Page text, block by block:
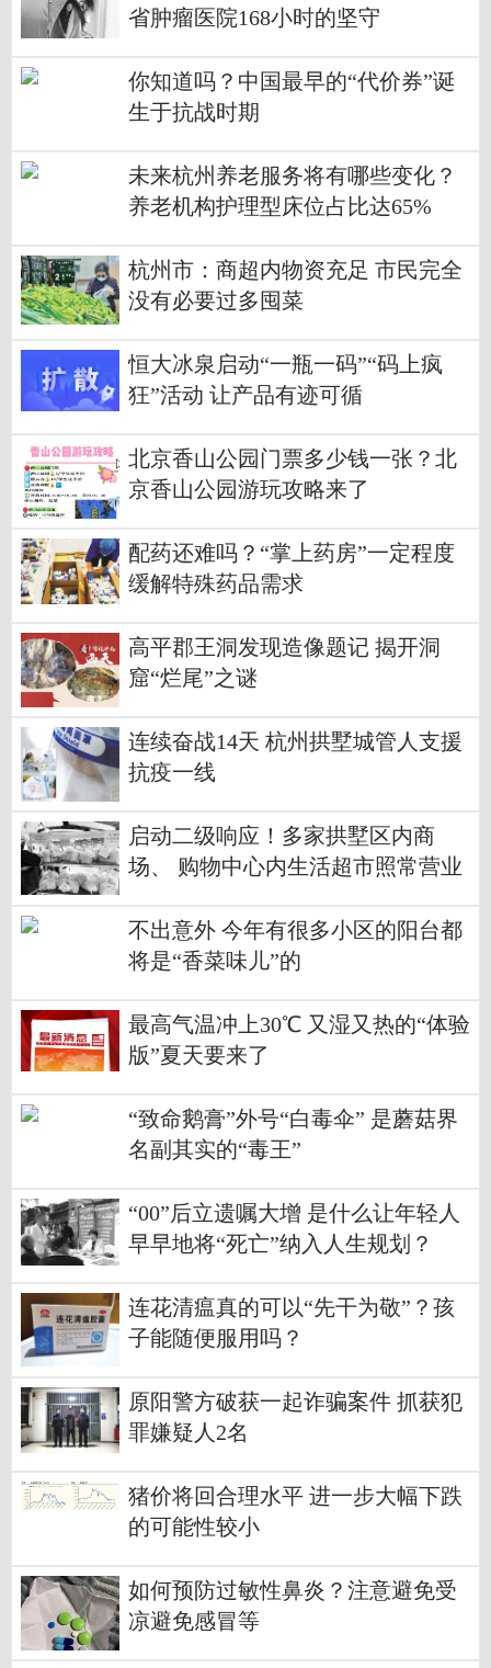
省肿瘤医院168小时的坚守
你知道吗？中国最早的“代价券”诞
生于抗战时期
未来杭州养老服务将有哪些变化？
养老机构护理型床位占比达65%
杭州市：商超内物资充足 市民完全
没有必要过多囤菜
恒大冰泉启动“一瓶一码”“码上疯
狂”活动 让产品有迹可循
北京香山公园门票多少钱一张？北
京香山公园游玩攻略来了
配药还难吗？“掌上药房”一定程度
缓解特殊药品需求
高平郡王洞发现造像题记 揭开洞
窟“烂尾”之谜
连续奋战14天 杭州拱墅城管人支援
抗疫一线
启动二级响应！多家拱墅区内商
场、 购物中心内生活超市照常营业
不出意外 今年有很多小区的阳台都
将是“香菜味儿”的
最高气温冲上30℃ 又湿又热的“体验
版”夏天要来了
“致命鹅膏”外号“白毒伞” 是蘑菇界
名副其实的“毒王”
“00”后立遗嘱大增 是什么让年轻人
早早地将“死亡”纳入人生规划？
连花清瘟真的可以“先干为敬”？孩
子能随便服用吗？
原阳警方破获一起诈骗案件 抓获犯
罪嫌疑人2名
猪价将回合理水平 进一步大幅下跌
的可能性较小
如何预防过敏性鼻炎？注意避免受
凉避免感冒等